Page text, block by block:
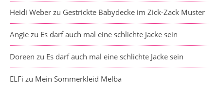
Heidi Weber zu Gestrickte Babydecke im Zick-Zack Muster
Angie zu Es darf auch mal eine schlichte Jacke sein
Doreen zu Es darf auch mal eine schlichte Jacke sein
ELFi zu Mein Sommerkleid Melba